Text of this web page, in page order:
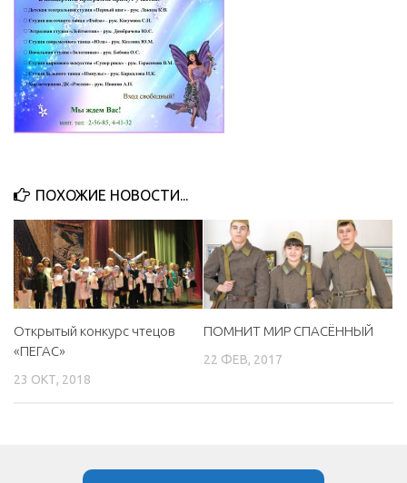
МБОУ ДО «Детская школа искусств»
МБОУ ДО «Детская музыкальная школа»
МБУК «Искитимский городской историко-художественный
музей»
МБУ Парк культуры и отдыха им. И.В. Коротеева
Независимая оценка качества
Контакты
ПОХОЖИЕ НОВОСТИ...
Открытый конкурс чтецов
«ПЕГАС»
23 ОКТ, 2018
ПОМНИТ МИР СПАСЁННЫЙ
22 ФЕВ, 2017